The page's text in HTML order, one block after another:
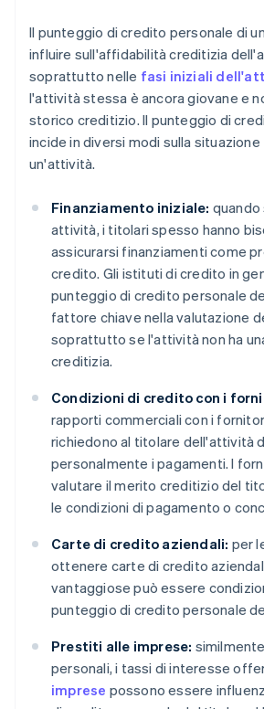
Il punteggio di credito personale di
influire sull'affidabilità creditizia
soprattutto nelle fasi iniziali
l'attività stessa è ancora giovane e
storico creditizio. Il punteggio di
incide in diversi modi sulla situazione
un'attività.
Finanziamento iniziale: quando
attività, i titolari spesso hanno
assicurarsi finanziamenti come
credito. Gli istituti di credito in
punteggio di credito personale
fattore chiave nella valutazione
soprattutto se l'attività non ha
creditizia.
Condizioni di credito con i
rapporti commerciali con i
richiedono al titolare dell'attività
personalmente i pagamenti. I
valutare il merito creditizio del
le condizioni di pagamento o
Carte di credito aziendali: per
ottenere carte di credito
vantaggiose può essere
punteggio di credito personale
Prestiti alle imprese:
personali, i tassi di interesse
imprese possono essere